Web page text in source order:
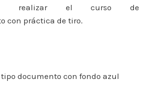
realizar el curso de
con práctica de tiro.
documento con fondo azul